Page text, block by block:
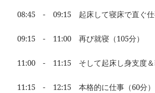
08:45 - 09:15 起床して寝床で直ぐ仕
09:15 - 11:00 再び就寝（105分）
11:00 - 11:15 そして起床し身支度＆
11:15 - 12:15 本格的に仕事（60分）